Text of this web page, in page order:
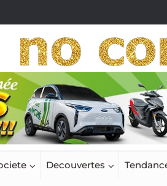
Decouvertes